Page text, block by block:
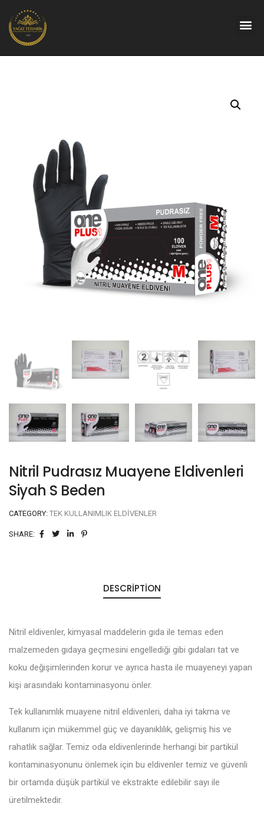
Nitril Pudrasız Muayene Eldivenleri
Siyah S Beden
CATEGORY: TEK KULLANIMLIK ELDIVENLER
SHARE:
DESCRIPTION
Nitril eldivenler, kimyasal maddelerin gıda ile temas eden
malzemeden gıdaya geçmesini engellediği gibi gıdaları tat ve
koku değişimlerinden korur ve ayrıca hasta ile muayeneyi yapan
kişi arasındaki kontaminasyonu önler.
Tek kullanımlık muayene nitril eldivenleri, daha iyi takma ve
kullanım için mükemmel güç ve dayanıklılık, gelişmiş his ve
rahatlık sağlar. Temiz oda eldivenlerinde herhangi bir partikül
kontaminasyonunu önlemek için bu eldivenler temiz ve güvenli
bir ortamda düşük partikül ve ekstrakte edilebilir sayı ile
üretilmektedir.